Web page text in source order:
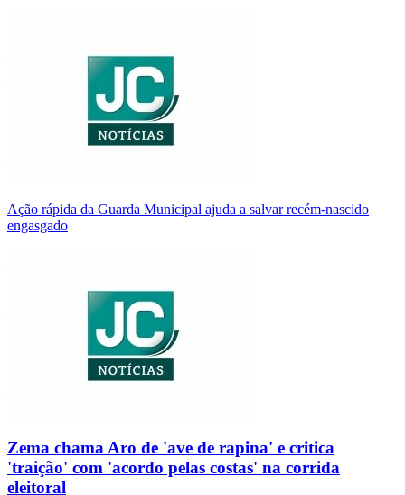
Ação rápida da Guarda Municipal ajuda a salvar recém-nascido
engasgado
Zema chama Aro de 'ave de rapina' e critica
'traição' com 'acordo pelas costas' na corrida
eleitoral